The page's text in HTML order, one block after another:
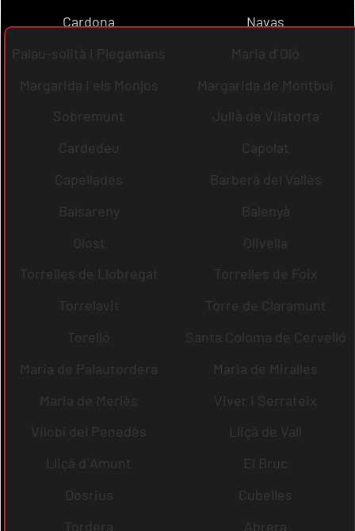
Cardona
Navas
Palau-solità i Plegamans
Maria d´Oló
Margarida i els Monjos
Margarida de Montbui
Sobremunt
Julià de Vilatorta
Cardedeu
Capolat
Capellades
Barberà del Vallès
Balsareny
Balenyà
Olost
Olivella
Torrelles de Llobregat
Torrelles de Foix
Torrelavit
Torre de Claramunt
Torelló
Santa Coloma de Cervelló
Maria de Palautordera
Maria de Miralles
Maria de Merlès
Viver i Serrateix
Vilobí del Penedès
Lliçà de Vall
Lliçà d´Amunt
El Bruc
Dosrius
Cubelles
Tordera
Abrera